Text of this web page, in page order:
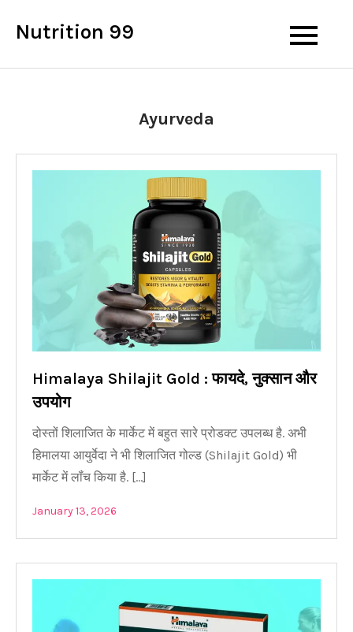
Nutrition 99
Ayurveda
Himalaya Shilajit Gold : फायदे, नुक्सान और
उपयोग
दोस्तों शिलाजित के मार्केट में बहुत सारे प्रोडक्ट उपलब्ध है. अभी
हिमालया आयुर्वेदा ने भी शिलाजित गोल्ड (Shilajit Gold) भी
मार्केट में लॉंच किया है. […]
January 13, 2026